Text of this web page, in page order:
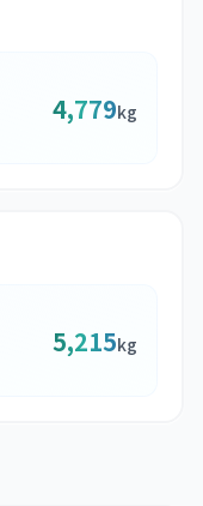
4,779kg
5,215kg